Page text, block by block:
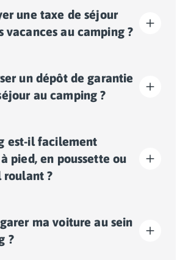
une taxe de séjour
vacances au camping ?
Il vous faudra donc l’acquitter lors
en ligne ou une fois sur place.
un dépôt de garantie
au camping ?
en ligne ou une fois sur place.
est-il facilement
pied, en poussette ou
?
facilement à pied, en poussette ou en
ma voiture au sein
?